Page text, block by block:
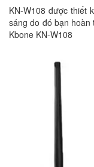
KN-W108 được thiết
sáng do đó bạn
Kbone KN-W108